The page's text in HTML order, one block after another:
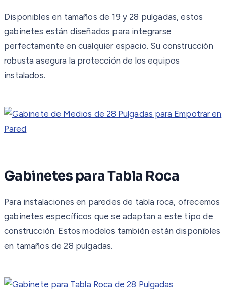
Disponibles en tamaños de 19 y 28 pulgadas, estos
gabinetes están diseñados para integrarse
perfectamente en cualquier espacio. Su construcción
robusta asegura la protección de los equipos
instalados.
Gabinetes para Tabla Roca
Para instalaciones en paredes de tabla roca, ofrecemos
gabinetes específicos que se adaptan a este tipo de
construcción. Estos modelos también están disponibles
en tamaños de 28 pulgadas.